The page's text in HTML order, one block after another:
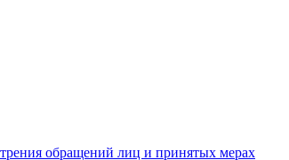
обращений лиц и принятых мерах